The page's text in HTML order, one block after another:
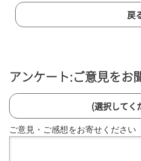
戻
アンケート:ご意見をお
(選択してく
ご意見・ご感想をお寄せください